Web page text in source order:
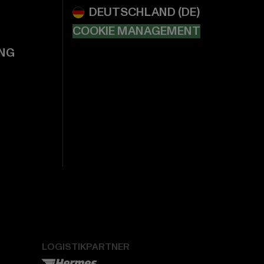
COOKIE MANAGEMENT
LOGISTIKPARTNER